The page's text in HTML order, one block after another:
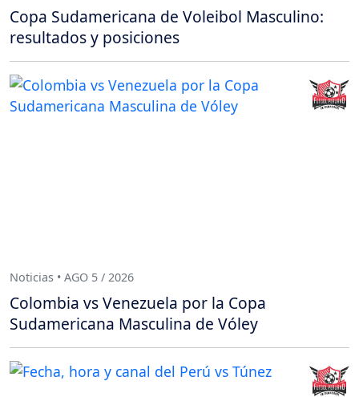
Copa Sudamericana de Voleibol Masculino:
resultados y posiciones
Noticias • AGO 5 / 2026
Colombia vs Venezuela por la Copa
Sudamericana Masculina de Vóley